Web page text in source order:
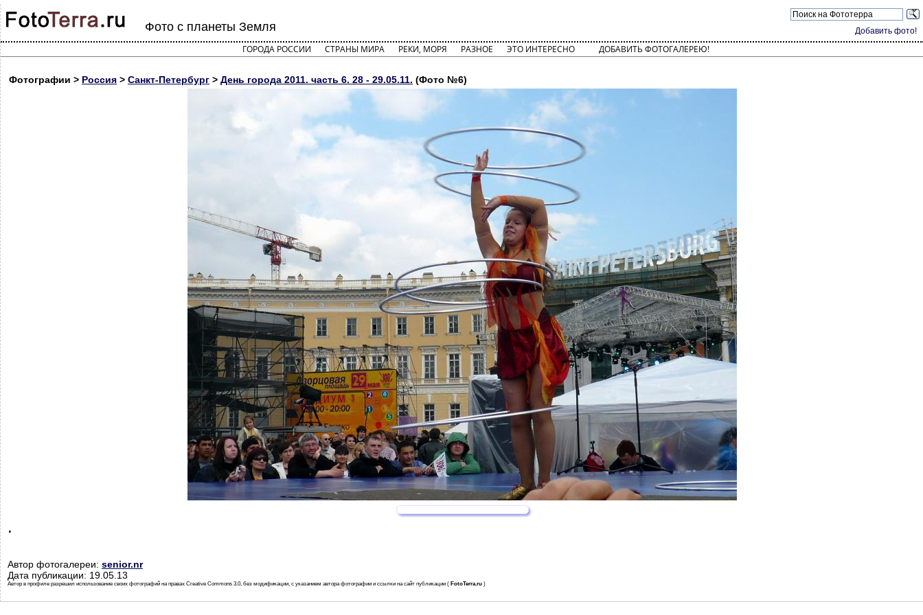
Добавить фото!
Фото с планеты Земля
ГОРОДА РОССИИ СТРАНЫ МИРА РЕКИ, МОРЯ РАЗНОЕ ЭТО ИНТЕРЕСНО ДОБАВИТЬ ФОТОГАЛЕРЕЮ!
Фотографии > Россия > Санкт-Петербург > День города 2011. часть 6. 28 - 29.05.11. (Фото №6)
.
Автор фотогалереи: senior.nr
Дата публикации: 19.05.13
Автор в профиле разрешил использование своих фотографий на правах Creative Commons 3.0, без модификации, с указанием автора фотографии и ссылки на сайт публикации ( FotoTerra.ru )